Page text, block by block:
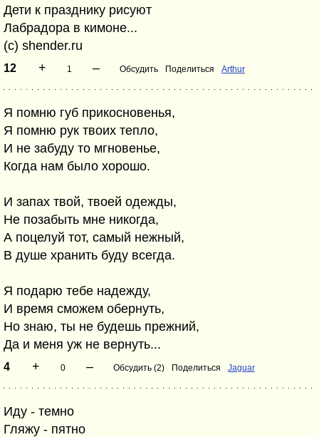
Дети к празднику рисуют
Лабрадора в кимоне...
(с) shender.ru
12 + 1 – Обсудить Поделиться Arthur
Я помню губ прикосновенья,
Я помню рук твоих тепло,
И не забуду то мгновенье,
Когда нам было хорошо.
И запах твой, твоей одежды,
Не позабыть мне никогда,
А поцелуй тот, самый нежный,
В душе хранить буду всегда.
Я подарю тебе надежду,
И время сможем обернуть,
Но знаю, ты не будешь прежний,
Да и меня уж не вернуть...
4 + 0 – Обсудить (2) Поделиться Jaguar
Иду - темно
Гляжу - пятно